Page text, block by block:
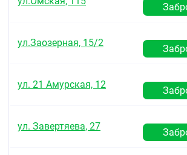
ул.Заозерная, 15/2
ул. 21 Амурская, 12
ул. Завертяева, 27